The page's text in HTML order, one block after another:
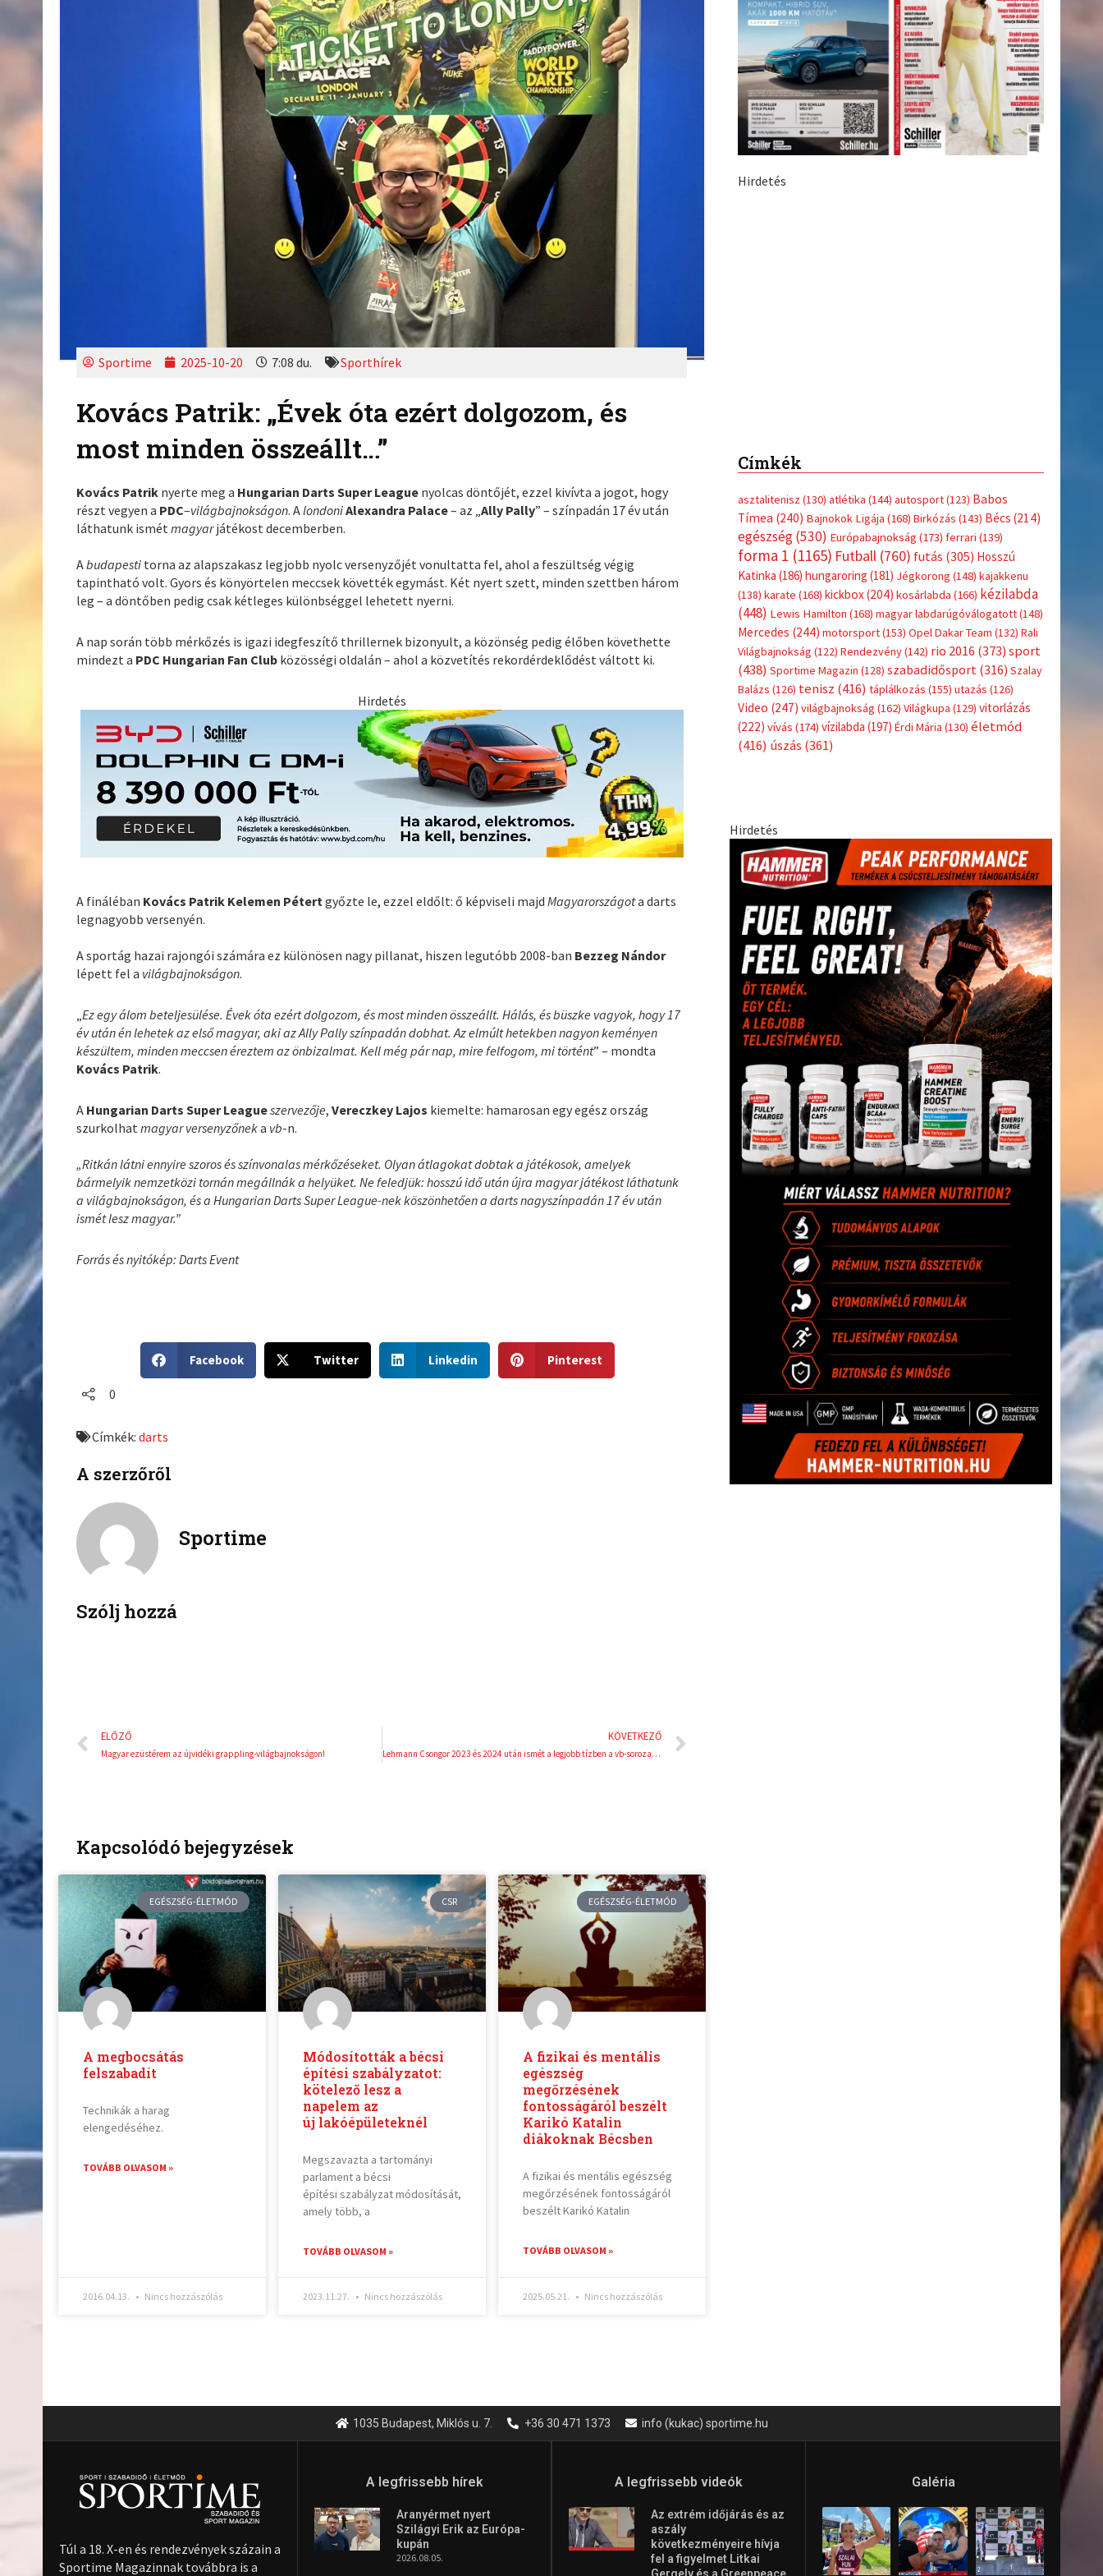
Sportime 2025-10-20 7:08 du. Sporthírek
Kovács Patrik: „Évek óta ezért dolgozom, és
most minden összeállt…”
Kovács Patrik nyerte meg a Hungarian Darts Super League nyolcas döntőjét, ezzel kivívta a jogot, hogy
részt vegyen a PDC–világbajnokságon. AlondoniAlexandra Palace– az „Ally Pally” – színpadán 17 év után
láthatunk ismétmagyarjátékost decemberben.
Abudapesti torna az alapszakasz legjobb nyolc versenyzőjét vonultatta fel, ahol a feszültség végig
tapintható volt. Gyors és könyörtelen meccsek követték egymást. Két nyert szett, minden szettben három
leg – a döntőben pedig csak kétleges különbséggel lehetett nyerni.
A nap során több mérkőzés is igazi idegfeszítő thrillernek bizonyult, a közönség pedig élőben követhette
mindezt a PDC Hungarian Fan Club közösségi oldalán – ahol a közvetítés rekordérdeklődést váltott ki.
Hirdetés
A fináléban Kovács Patrik Kelemen Pétert győzte le, ezzel eldőlt: ő képviseli majdMagyarországota darts
legnagyobb versenyén.
A sportág hazai rajongói számára ez különösen nagy pillanat, hiszen legutóbb 2008-ban Bezzeg Nándor
lépett fel a világbajnokságon.
„Ez egy álom beteljesülése. Évek óta ezért dolgozom, és most minden összeállt. Hálás, és büszke vagyok, hogy 17
év után én lehetek az első magyar, aki az Ally Pally színpadán dobhat. Az elmúlt hetekben nagyon keményen
készültem, minden meccsen éreztem az önbizalmat. Kell még pár nap, mire felfogom, mi történt” – mondta
Kovács Patrik.
A Hungarian Darts Super Leagueszervezője,Vereczkey Lajos kiemelte: hamarosan egy egész ország
szurkolhatmagyar versenyzőneka vb-n.
„Ritkán látni ennyire szoros és színvonalas mérkőzéseket. Olyan átlagokat dobtak a játékosok, amelyek
bármelyik nemzetközi tornán megállnák a helyüket. Ne feledjük: hosszú idő után újra magyar játékost láthatunk
a világbajnokságon, és a Hungarian Darts Super League-nek köszönhetően a darts nagyszínpadán 17 év után
ismét lesz magyar.”
Forrás és nyitókép: Darts Event
h
o
f
b
Facebook
h
Twitter
h
Linkedin
h
Pinterest
0
Címkék:darts
A szerzőről
Sportime
Szólj hozzá
Előző
ELŐZŐ
Magyar ezüstérem az újvidéki grappling-világbajnokságon!
KÖVETKEZŐ
Lehmann Csongor 2023 és 2024 után ismét a legjobb tízben a vb-sorozatban és a nagydöntőn is!
Kapcsolódó bejegyzések
EGÉSZSÉG-ÉLETMÓD
A megbocsátás
felszabadít
Technikák a harag
elengedéséhez.
TOVÁBB OLVASOM »
2016.04.13. Nincs hozzászólás
CSR
Módosították a bécsi
építési szabályzatot:
kötelező lesz a
napelem az
új lakóépületeknél
Megszavazta a tartományi
parlament a bécsi
építési szabályzat módosítását,
amely több, a
TOVÁBB OLVASOM »
2023.11.27. Nincs hozzászólás
EGÉSZSÉG-ÉLETMÓD
A fizikai és mentális
egészség
megőrzésének
fontosságáról beszélt
Karikó Katalin
diákoknak Bécsben
A fizikai és mentális egészség
megőrzésének fontosságáról
beszélt Karikó Katalin
TOVÁBB OLVASOM »
2025.05.21. Nincs hozzászólás
Hirdetés
Címkék
asztalitenisz(130) atlétika(144)autosport(123)Babos
Tímea(240)Bajnokok Ligája(168)Birkózás(143)Bécs(214)
(173)ferrari(139)
forma 1(1165) Futball(760)futás(305)Hosszú
Katinka(186) hungaroring(181)Jégkorong(148)kajakkenu
(138)karate(168)kickbox(204)kosárlabda(166)kézilabda
(448) Lewis Hamilton(168)magyar labdarúgóválogatott(148)
Mercedes(244) motorsport(153)Opel Dakar Team(132)Rali
Világbajnokság
Rendezvény(142)rio 2016(373)sport
(438)Sportime Magazin(128) szabadidősport(316)Szalay
Balázs(126)tenisz(416) táplálkozás utazás(126)
Video(247) világbajnokság(162) Világkupa(129)vitorlázás
(222)
vívás (174) vízilabda(197)Érdi Mária(130)
életmód
(416)úszás(361)
1035 Budapest, Miklós u. 7. +36 30 471 1373 info (kukac) sportime.hu
Túl a 18. X-en és rendezvények százain a
Sportime Magazinnak továbbra is a
A legfrissebb hírek
Aranyérmet nyert
Szilágyi Erik az Európa-
kupán
2026.08.05.
A legfrissebb videók
Az extrém időjárás és az
aszály
következményeire hívja
fel a figyelmet Litkai
Galéria